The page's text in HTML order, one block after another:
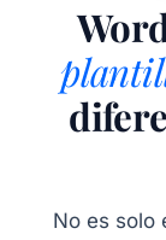
No es solo